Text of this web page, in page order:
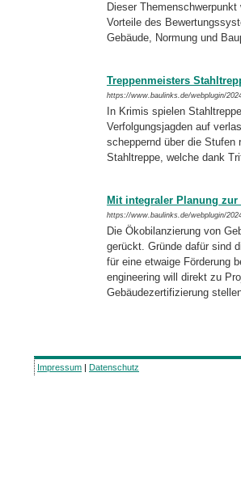
Dieser
Vorteile des
Gebäude, Normung und
Treppenmeisters
https://www.baulinks.de/webplugin/
In Krimis spielen
Verfolgungsjagden auf
scheppernd über die Stufen
Stahltreppe, welche dank
Mit integraler Planung
https://www.baulinks.de/webplugin/
Die Ökobilanzierung von
gerückt. Gründe dafür sind
für eine etwaige Förderung
engineering will direkt zu
Gebäudezertifizierung
Impressum | Datenschutz